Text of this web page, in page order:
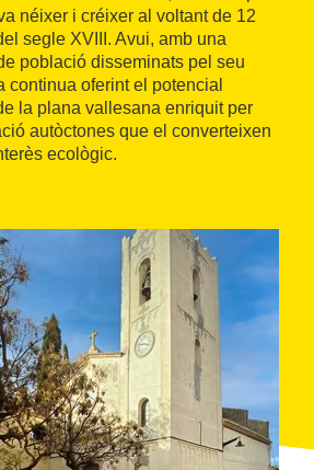
néixer i créixer al voltant de 12
segle XVIII. Avui, amb una
població disseminats pel seu
continua oferint el potencial
la plana vallesana enriquit per
autòctones que el converteixen
ecològic.